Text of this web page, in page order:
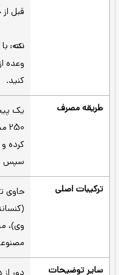
این
پروتئین در بدن
کسانی که معده
قند پائین - در وی
طعم دهنده‌ای
است؛ بنابراین
محصول کمتر از
همراه با صبحانه
30 دقیقه قبل تمرین